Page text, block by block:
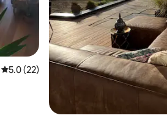
คะแนนเฉลี่ย 5.0 จาก 5, 22 รีวิว
5.0 (22)